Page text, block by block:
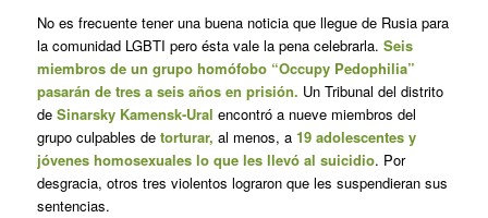
No es frecuente tener una buena noticia que llegue de Rusia para
la comunidad LGBTI pero ésta vale la pena celebrarla. Seis
miembros de un grupo homófobo “Occupy Pedophilia”
pasarán de tres a seis años en prisión. Un Tribunal del distrito
de Sinarsky Kamensk-Ural encontró a nueve miembros del
grupo culpables detorturar, al menos, a 19 adolescentes y
jóvenes homosexuales lo que les llevó al suicidio. Por
desgracia, otros tres violentos lograron que les suspendieran sus
sentencias.